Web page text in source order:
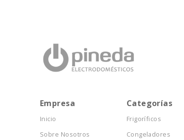
Empresa
Inicio
Sobre Nosotros
Categorías
Frigoríficos
Congeladores